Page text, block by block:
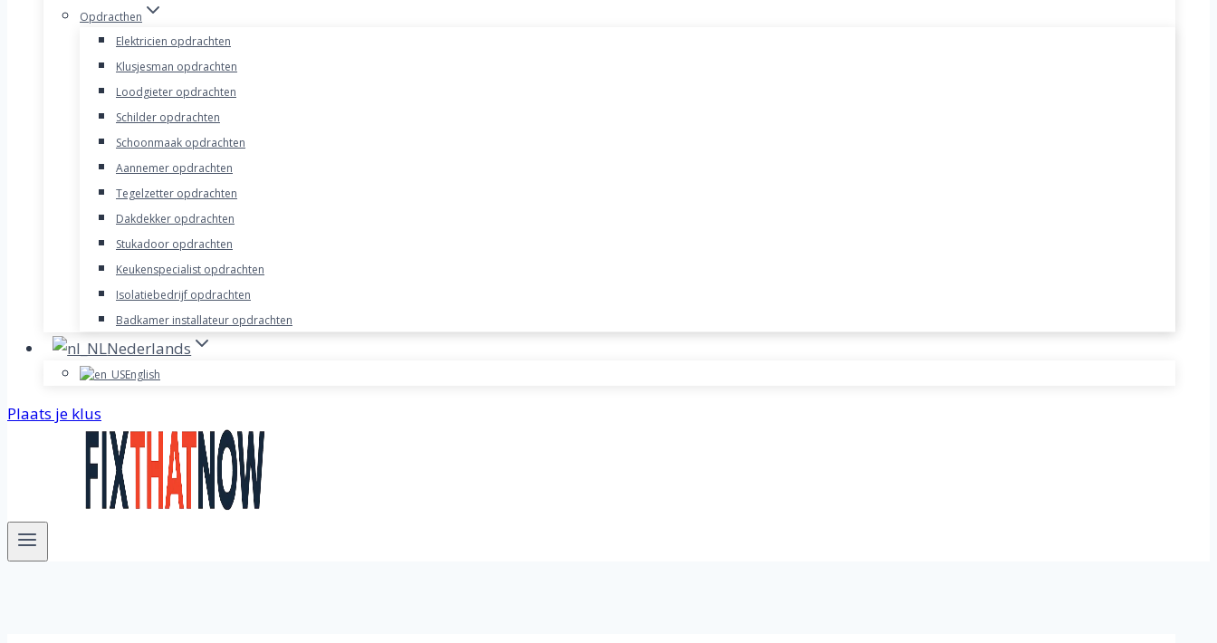
Opdracthen
Elektricien opdrachten
Klusjesman opdrachten
Loodgieter opdrachten
Schilder opdrachten
Schoonmaak opdrachten
Aannemer opdrachten
Tegelzetter opdrachten
Dakdekker opdrachten
Stukadoor opdrachten
Keukenspecialist opdrachten
Isolatiebedrijf opdrachten
Badkamer installateur opdrachten
Nederlands
English
Plaats je klus